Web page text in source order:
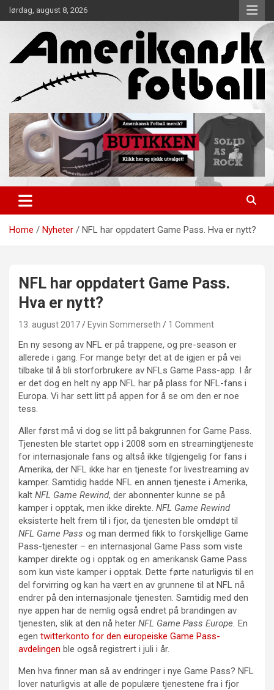
Skip
to
lørdag, august 8, 2026
Amerikansk Fotball
Home Nyheter NFL har oppdatert Game Pass. Hva er nytt?
NFL har oppdatert Game Pass.
Hva er nytt?
13. august 2017 Eyvin Sommerseth 1 Comment
En ny sesong av NFL er på trappene, og pre-season er
allerede i gang. For mange betyr det at de igjen er på vei
tilbake til å bli storforbrukere av NFLs Game Pass-app. I år
er det dog en helt ny app NFL har på plass for NFL-fans i
Europa. Vi har sett litt på appen for å se om den er noe
tess.
Aller først må vi dog se litt på bakgrunnen for Game Pass.
Tjenesten ble startet opp i 2008 som en streamingtjeneste
for internasjonale fans og altså ikke tilgjengelig for fans i
Amerika, der NFL ikke har en tjeneste for livestreaming av
kamper. Samtidig hadde NFL en annen tjeneste i Amerika,
kalt NFL Game Rewind, der abonnenter kunne se på
kamper i opptak, men ikke direkte. NFL Game Rewind
eksisterte helt frem til i fjor, da tjenesten ble omdøpt til
NFL Game Pass og man dermed fikk to forskjellige Game
Pass-tjenester – en internasjonal Game Pass som viste
kamper direkte og i opptak og en amerikansk Game Pass
som kun viste kamper i opptak. Dette førte naturligvis til en
del forvirring og kan ha vært en av grunnene til at NFL nå
endrer på den internasjonale tjenesten. Samtidig med den
nye appen har de nemlig også endret på brandingen av
tjenesten, slik at den nå heter NFL Game Pass Europe. En
egen twitterkonto for den europeiske Game Pass-
avdelingen ble også registrert i juli i år.
Men hva finner man så av endringer i nye Game Pass? NFL
lover naturligvis at alle de populære tjenestene fra i fjor